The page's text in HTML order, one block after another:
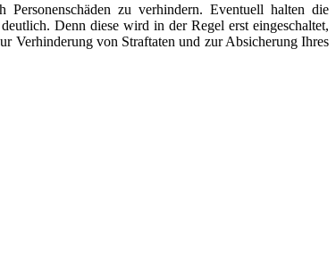
Personenschäden zu verhindern. Eventuell halten die
Denn diese wird in der Regel erst eingeschaltet,
Verhinderung von Straftaten und zur Absicherung Ihres